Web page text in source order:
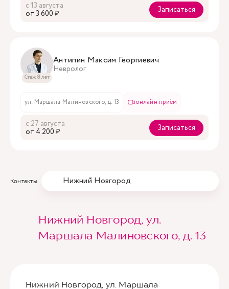
с 13 августа
oт 3 600 ₽
Записаться
Стаж 8 лет
Антипин Максим Георгиевич
Невролог
ул. Маршала Малиновского, д. 13 онлайн приём
с 27 августа
oт 4 200 ₽
Записаться
Контакты Нижний Новгород
Нижний Новгород, ул.
Маршала Малиновского, д. 13
Нижний Новгород, ул. Маршала